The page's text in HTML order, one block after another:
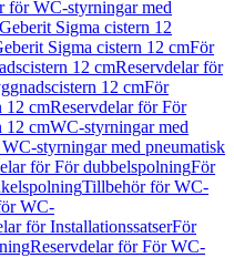
för WC-styrningar med
Sigma cistern 12
Sigma cistern 12 cmFör
12 cmReservdelar för
12 cmFör
12 cmReservdelar för För
12 cmWC-styrningar med
styrningar med pneumatisk
för För dubbelspolningFör
Tillbehör för WC-
WC-
för InstallationssatserFör
Reservdelar för För WC-